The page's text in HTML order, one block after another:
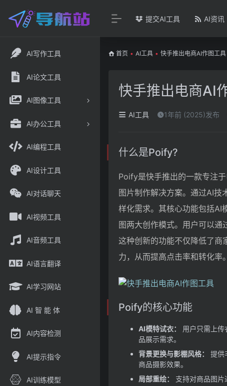
AI写作工具
AI论文工具
AI图像工具
AI办公工具
AI编程工具
AI设计工具
AI对话聊天
AI视频工具
AI音频工具
AI语言翻译
AI学习网站
AI 智 能 体
AI内容检测
AI提示指令
AI训练模型
提交AI工具 AI资讯
首页 • AI工具 • 快手推出电商AI作图工具
快手推出电商AI
AI工具 1年前 (2025)发布
什么是Poify?
Poify是快手推出的一款专注
图片制作解决方案。通过AI
样化需求。其核心功能包括AI
图两大创作模式。用户可以
这种创新的功能不仅降低了商
力，从而提高点击率和转化率。
Poify的核心功能
AI模特试衣：
用户只需上
品展示需求。
背景更换与影棚风格：
提供
商品摄影效果。
局部重绘：
支持对商品图